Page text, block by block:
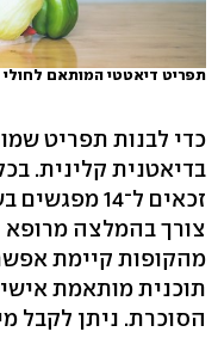
תפריט דיאטטי המותאם לחולי
כדי לבנות תפריט
בדיאטנית קלינית.
זכאים ל־14
צורך בהמלצה
מהקופות קיימת
תוכנית מותאמת
הסוכרת. ניתן לקבל